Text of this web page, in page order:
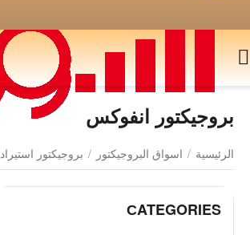
بروجيكتور انفوكس
الرئيسية / اسواق البروجيكتور / بروجيكتور استيراد
СATEGORIES